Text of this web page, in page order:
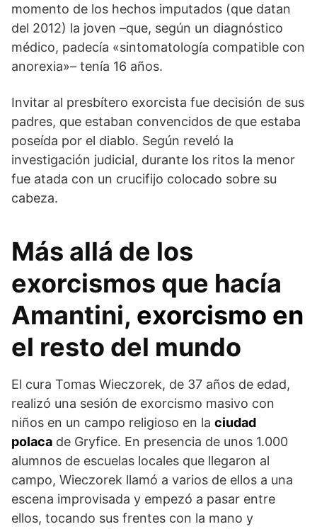
momento de los hechos imputados (que datan
del 2012) la joven –que, según un diagnóstico
médico, padecía «sintomatología compatible con
anorexia»– tenía 16 años.
Invitar al presbítero exorcista fue decisión de sus
padres, que estaban convencidos de que estaba
poseída por el diablo. Según reveló la
investigación judicial, durante los ritos la menor
fue atada con un crucifijo colocado sobre su
cabeza.
Más allá de los
exorcismos que hacía
Amantini, exorcismo en
el resto del mundo
El cura Tomas Wieczorek, de 37 años de edad,
realizó una sesión de exorcismo masivo con
niños en un campo religioso en la ciudad
polaca de Gryfice. En presencia de unos 1.000
alumnos de escuelas locales que llegaron al
campo, Wieczorek llamó a varios de ellos a una
escena improvisada y empezó a pasar entre
ellos, tocando sus frentes con la mano y